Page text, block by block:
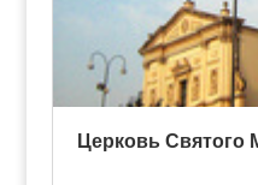
Церковь Святого